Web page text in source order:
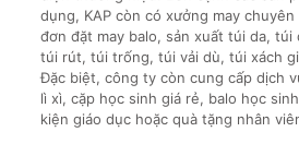
dụng, KAP còn có xưởng may
đơn đặt may balo, sản xuất túi da,
túi rút, túi trống, túi vải dù, túi xách
Đặc biệt, công ty còn cung cấp dịch
lì xì, cặp học sinh giá rẻ, balo học
kiện giáo dục hoặc quà tặng nhân